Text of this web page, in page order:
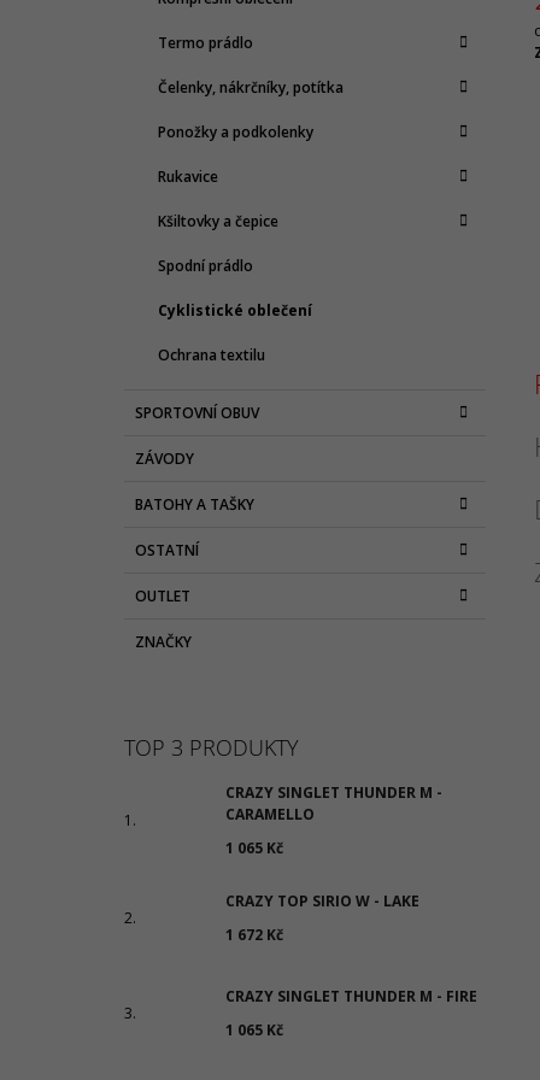
Termo prádlo
Čelenky, nákrčníky, potítka
Ponožky a podkolenky
Rukavice
Kšiltovky a čepice
Spodní prádlo
Cyklistické oblečení
Ochrana textilu
SPORTOVNÍ OBUV
ZÁVODY
BATOHY A TAŠKY
OSTATNÍ
OUTLET
ZNAČKY
TOP 3 PRODUKTY
CRAZY SINGLET THUNDER M -
CARAMELLO
1 065 Kč
CRAZY TOP SIRIO W - LAKE
1 672 Kč
CRAZY SINGLET THUNDER M - FIRE
1 065 Kč